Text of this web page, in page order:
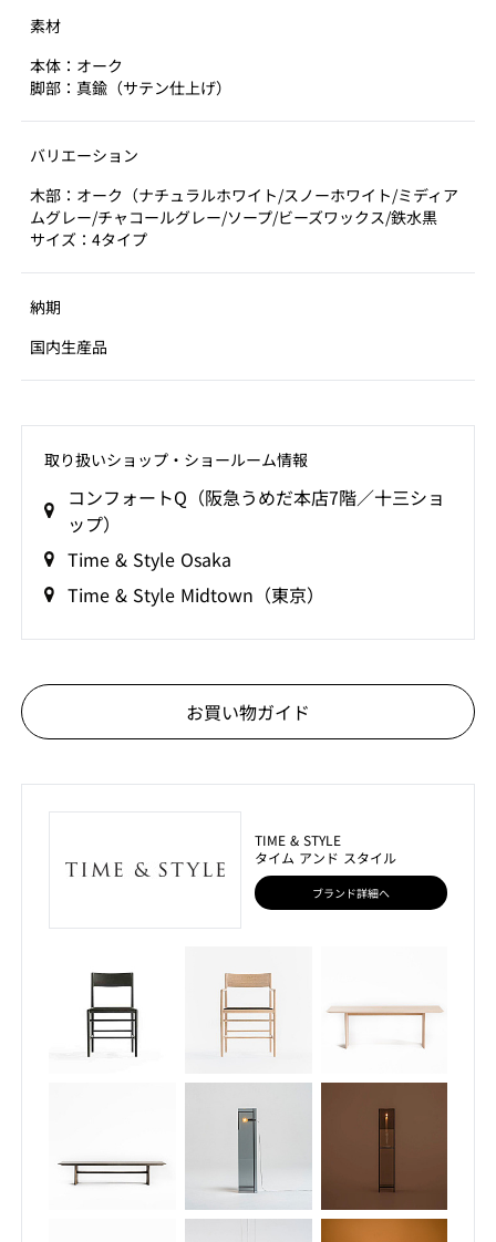
素材
本体：オーク
脚部：真鍮（サテン仕上げ）
バリエーション
木部：オーク（ナチュラルホワイト/スノーホワイト/ミディア
ムグレー/チャコールグレー/ソープ/ビーズワックス/鉄水黒
サイズ：4タイプ
納期
国内生産品
取り扱いショップ‧ショールーム情報
コンフォートQ（阪急うめだ本店7階／十三ショ
ップ）
Time & Style Osaka
Time & Style Midtown（東京）
お買い物ガイド
TIME & STYLE
タイム アンド スタイル
ブランド詳細へ